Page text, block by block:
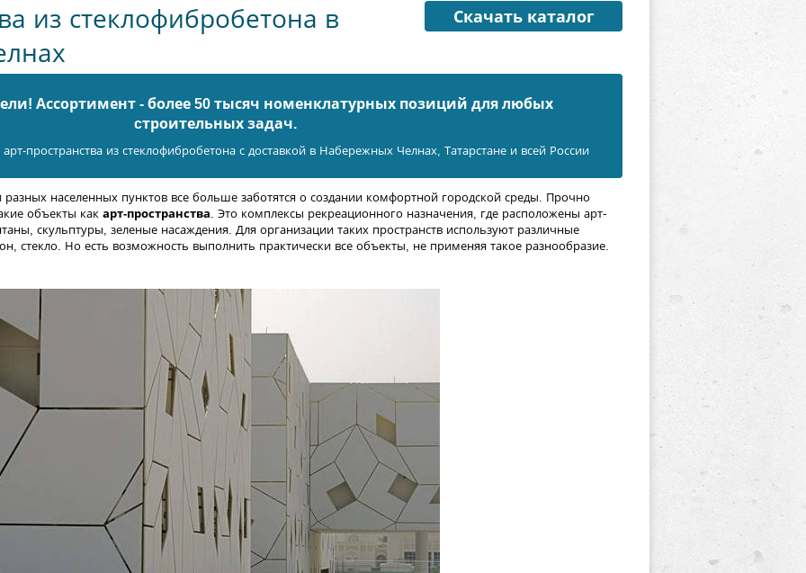
Скачать каталог
из стеклофибробетона в
Ассортимент - более 50 тысяч номенклатурных позиций для любых
cтроительных задач.
пространства из стеклофибробетона с доставкой в Набережных Челнах, Татарстане и всей России
населенных пунктов все больше заботятся о создании комфортной городской среды. Прочно
объекты как арт-пространства. Это комплексы рекреационного назначения, где расположены арт-
скульптуры, зеленые насаждения. Для организации таких пространств используют различные
стекло. Но есть возможность выполнить практически все объекты, не применяя такое разнообразие.